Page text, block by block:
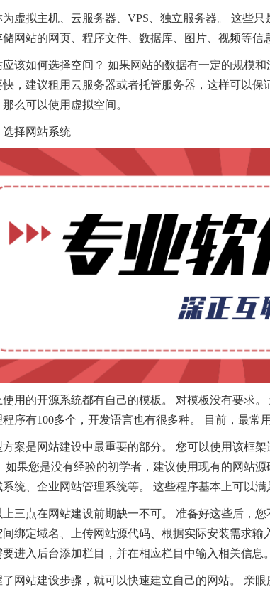
为虚拟主机、云服务器、VPS、独立服务器。 这些
网站的网页、程序文件、数据库、图片、视频等信
应该如何选择空间？ 如果网站的数据有一定的规模
快，建议租用云服务器或者托管服务器，这样可以
么可以使用虚拟空间。
择网站系统
用的开源系统都有自己的模板。 对模板没有要求
程序有100多个，开发语言也有很多种。 目前，最常
方案是网站建设中最重要的部分。 您可以使用该框
如果您是没有经验的初学者，建议使用现有的网站
统、企业网站管理系统等。 这些程序基本上可以满
上三点在网站建设前期缺一不可。 准备好这些后，
间绑定域名、上传网站源代码、根据实际安装需求
要进入后台添加栏目，并在相应栏目中输入相关信息。
了网站建设步骤，就可以快速建立自己的网站。 亲